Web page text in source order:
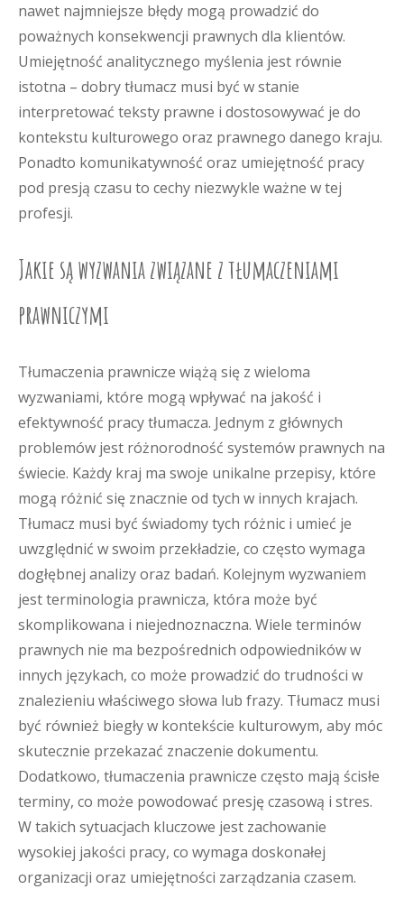
nawet najmniejsze błędy mogą prowadzić do
poważnych konsekwencji prawnych dla klientów.
Umiejętność analitycznego myślenia jest równie
istotna – dobry tłumacz musi być w stanie
interpretować teksty prawne i dostosowywać je do
kontekstu kulturowego oraz prawnego danego kraju.
Ponadto komunikatywność oraz umiejętność pracy
pod presją czasu to cechy niezwykle ważne w tej
profesji.
Jakie są wyzwania związane z tłumaczeniami
prawniczymi
Tłumaczenia prawnicze wiążą się z wieloma
wyzwaniami, które mogą wpływać na jakość i
efektywność pracy tłumacza. Jednym z głównych
problemów jest różnorodność systemów prawnych na
świecie. Każdy kraj ma swoje unikalne przepisy, które
mogą różnić się znacznie od tych w innych krajach.
Tłumacz musi być świadomy tych różnic i umieć je
uwzględnić w swoim przekładzie, co często wymaga
dogłębnej analizy oraz badań. Kolejnym wyzwaniem
jest terminologia prawnicza, która może być
skomplikowana i niejednoznaczna. Wiele terminów
prawnych nie ma bezpośrednich odpowiedników w
innych językach, co może prowadzić do trudności w
znalezieniu właściwego słowa lub frazy. Tłumacz musi
być również biegły w kontekście kulturowym, aby móc
skutecznie przekazać znaczenie dokumentu.
Dodatkowo, tłumaczenia prawnicze często mają ścisłe
terminy, co może powodować presję czasową i stres.
W takich sytuacjach kluczowe jest zachowanie
wysokiej jakości pracy, co wymaga doskonałej
organizacji oraz umiejętności zarządzania czasem.